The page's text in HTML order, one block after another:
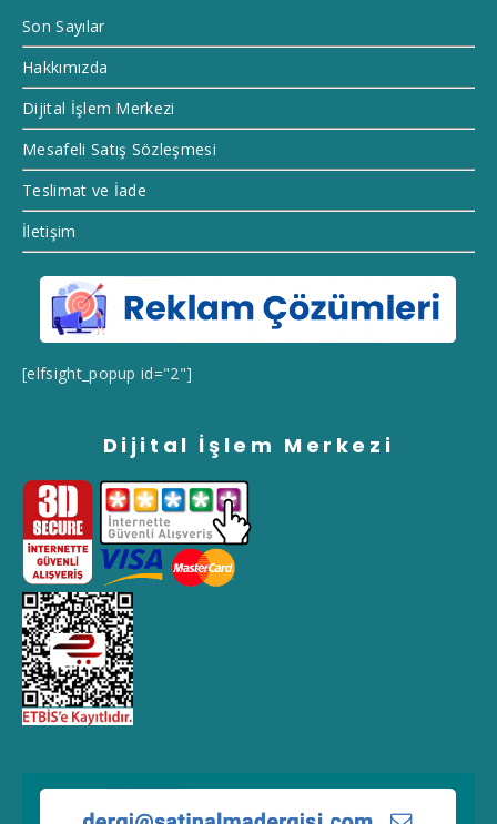
Son Sayılar
Hakkımızda
Dijital İşlem Merkezi
Mesafeli Satış Sözleşmesi
Teslimat ve İade
İletişim
[elfsight_popup id="2"]
Dijital İşlem Merkezi